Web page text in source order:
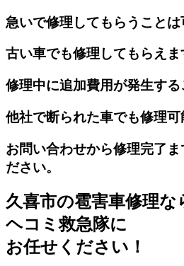
急いで修理してもらうことは
古い車でも修理してもらえま
修理中に追加費用が発生す
他社で断られた車でも修理可
お問い合わせから修理完了ま
ださい。
久喜市の雹害車修理な
ヘコミ救急隊に
お任せください！